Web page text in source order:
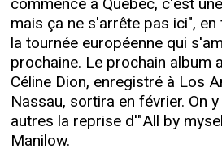
mais ça ne s'arrête pas ici",
la tournée européenne qui
prochaine. Le prochain album
Céline Dion, enregistré à Los
Nassau, sortira en février. On
autres la reprise d'"All by
Manilow.